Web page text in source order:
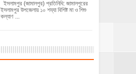
ইসলামপুর (জামালপুর) প্রতিনিধি: জামালপুরের
ইসলামপুর উপজেলায় ১০ শয্যা বিশিষ্ট মা ও শিশু
কল্যাণ ...